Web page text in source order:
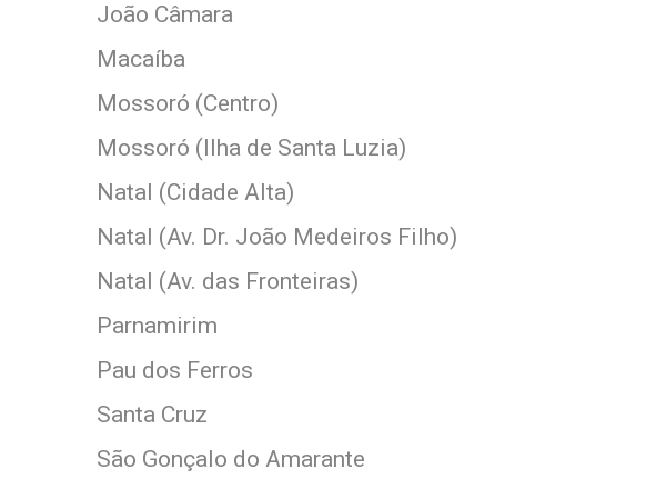
João Câmara
Macaíba
Mossoró (Centro)
Mossoró (Ilha de Santa Luzia)
Natal (Cidade Alta)
Natal (Av. Dr. João Medeiros Filho)
Natal (Av. das Fronteiras)
Parnamirim
Pau dos Ferros
Santa Cruz
São Gonçalo do Amarante